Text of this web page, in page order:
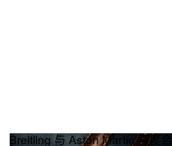
Breitling 与 Aston Martin 再度